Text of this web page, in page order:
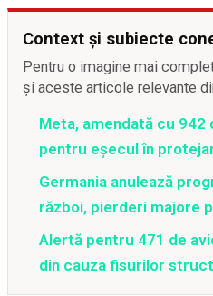
Context și subiecte
Pentru o imagine mai
și aceste articole relevante
Meta, amendată cu 942
pentru eșecul în
Germania anulează
război, pierderi majore
Alertă pentru 471 de
din cauza fisurilor